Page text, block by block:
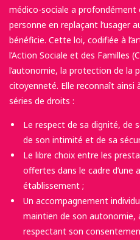
médico-sociale a profondément
personne en replaçant l’usager
bénéficie. Cette loi, codifiée à
l’Action Sociale et des Familles
l’autonomie, la protection de la
citoyenneté. Elle reconnaît ainsi
séries de droits :
Le respect de sa dignité, de
de son intimité et de sa
Le libre choix entre les
offertes dans le cadre d’une
établissement ;
Un accompagnement
maintien de son autonomie,
respectant son